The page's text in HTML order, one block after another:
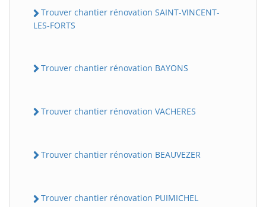
Trouver chantier rénovation SAINT-VINCENT-
LES-FORTS
Trouver chantier rénovation BAYONS
Trouver chantier rénovation VACHERES
Trouver chantier rénovation BEAUVEZER
Trouver chantier rénovation PUIMICHEL